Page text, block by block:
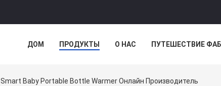
ДОМ ПРОДУКТЫ О НАС ПУТЕШЕСТВИЕ
Smart Baby Portable Bottle Warmer Онлайн Производитель